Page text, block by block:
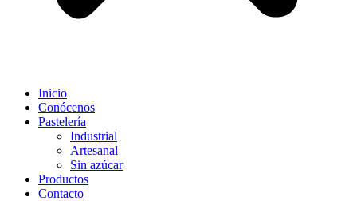
Inicio
Conócenos
Pastelería
Industrial
Artesanal
Sin azúcar
Productos
Contacto